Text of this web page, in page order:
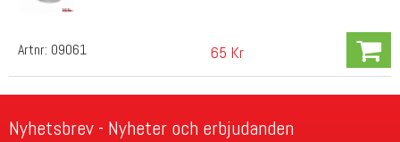
Artnr: 09061 65 Kr
Nyhetsbrev - Nyheter och erbjudanden